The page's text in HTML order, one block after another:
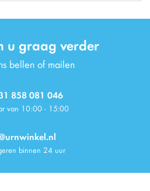
u graag verder
bellen of mailen
858 081 046
van 10:00 - 15:00
binnen 24 uur